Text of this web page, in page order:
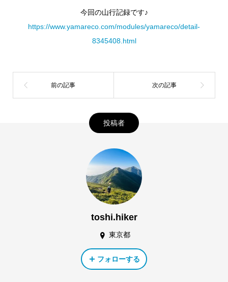
今回の山行記録です♪
https://www.yamareco.com/modules/yamareco/detail-
8345408.html
投稿者
toshi.hiker
東京都
フォローする